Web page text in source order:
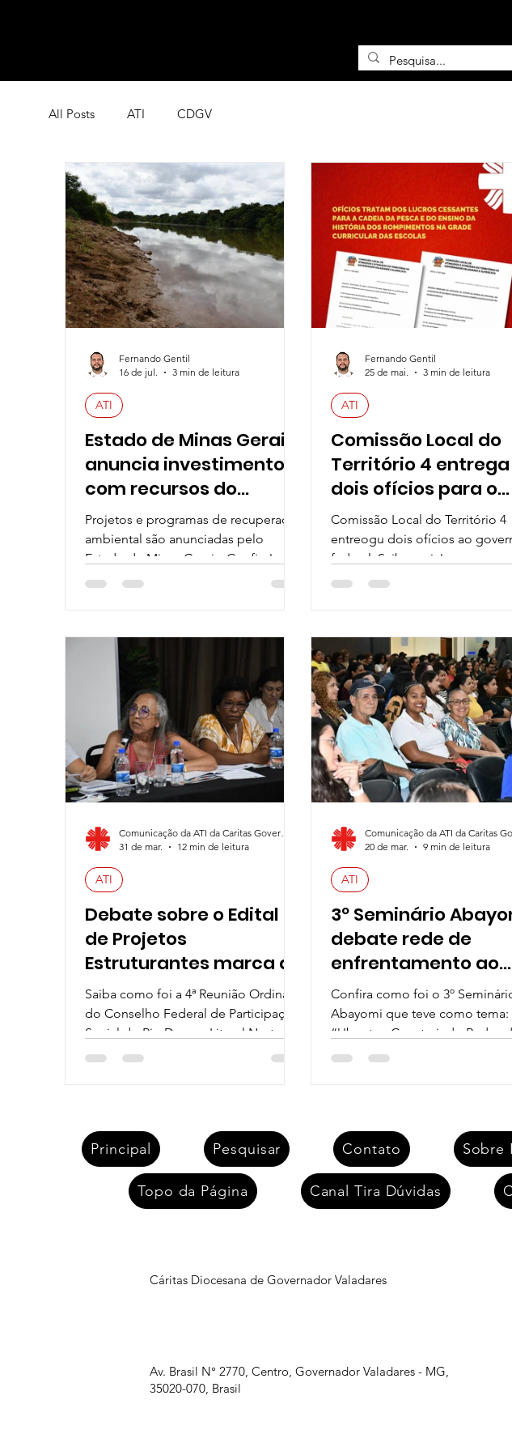
All Posts ATI CDGV
Estado de Minas Gerais
anuncia investimentos
com recursos do
Acordo do Rio Doce
para recuperação
ambiental
Projetos e programas de recuperação
ambiental são anunciadas pelo
Estado de Minas Gerais. Confira!
ATI
Fernando Gentil
16 de jul.
3 min de leitura
Comissão Local do
Território 4 entrega
dois ofícios para o
governo federal
pedindo apoio às
demandas das
atingidas
Comissão Local do Território 4
entreogu dois ofícios ao
federal. Saiba mais!
ATI
Fernando Gentil
25 de mai.
3 min de leitura
Debate sobre o Edital
de Projetos
Estruturantes marca a
4ª Reunião Ordinária do
Conselho Federal de
Participação Social
Saiba como foi a 4ª Reunião Ordinária
do Conselho Federal de Participação
Social do Rio Doce e Litoral Norte
Capixaba!
ATI
Comunicação da ATI da Caritas Governador Valadares
31 de mar.
12 min de leitura
3º Seminário
debate rede de
enfrentamento ao
racismo
Confira como foi o 3º
Abayomi que teve como tema:
“Ubuntu - Construindo Redes de
Enfrentamento ao Racismo”!
ATI
20 de mar.
9 min de leitura
Cáritas Diocesana de Governador Valadares
Av. Brasil N° 2770, Centro, Governador Valadares - MG,
35020-070, Brasil
Principal Pesquisar Contato Sobre
Topo da Página Canal Tira Dúvidas